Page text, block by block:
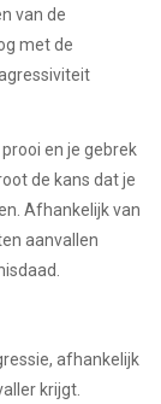
van de
met de
en je gebrek
de kans dat je
Afhankelijk van
aanvallen
afhankelijk
krijgt.